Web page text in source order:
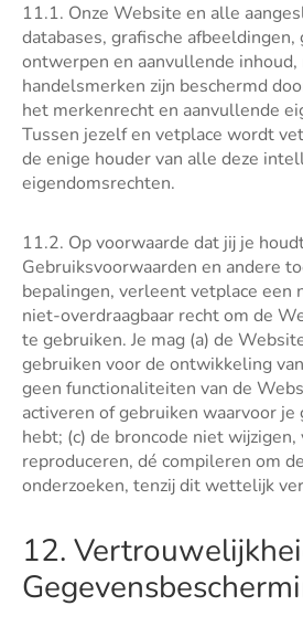
11.1. Onze Website en alle
databases, grafische
ontwerpen en aanvullende inhoud,
handelsmerken zijn beschermd
het merkenrecht en aanvullende
Tussen jezelf en vetplace wordt
de enige houder van alle deze
eigendomsrechten.
11.2. Op voorwaarde dat jij je
Gebruiksvoorwaarden en andere
bepalingen, verleent vetplace een
niet-overdraagbaar recht om de
te gebruiken. Je mag (a) de
gebruiken voor de ontwikkeling
geen functionaliteiten van de
activeren of gebruiken waarvoor
hebt; (c) de broncode niet
reproduceren, dé compileren om
onderzoeken, tenzij dit wettelijk
12.